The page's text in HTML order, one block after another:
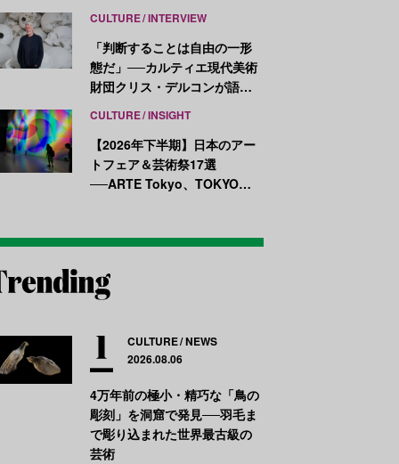
CULTURE INTERVIEW
「判断することは自由の一形
態だ」──カルティエ現代美術
財団クリス・デルコンが語
CULTURE INSIGHT
【2026年下半期】日本のアー
トフェア＆芸術祭17選
──ARTE Tokyo、TOKYO
CULTURE NEWS
2026.08.06
4万年前の極小・精巧な「鳥の
彫刻」を洞窟で発見──羽毛ま
で彫り込まれた世界最古級の
芸術